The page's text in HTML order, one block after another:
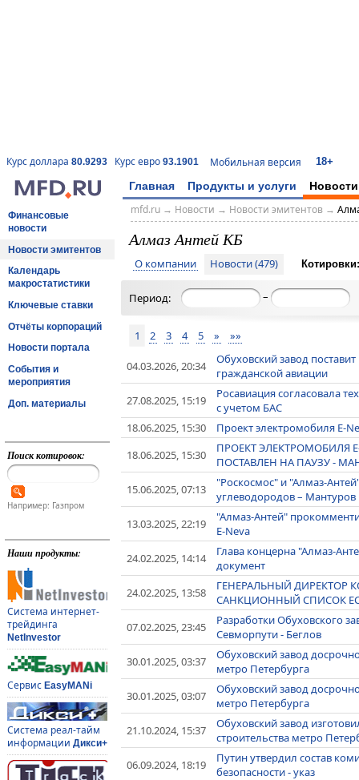
Курс доллара 80.9293 Курс евро 93.1901 Мобильная версия 18+
Главная Продукты и услуги Новости
Финансовые
новости
Новости эмитентов
Календарь
макростатистики
Ключевые ставки
Отчёты корпораций
Новости портала
События и
мероприятия
Доп. материалы
Поиск котировок:
Например: Газпром
Наши продукты:
Система интернет-
трейдинга
NetInvestor
Сервис EasyMANi
Система реал-тайм
информации Дикси+
mfd.ru→ Новости → Новости эмитентов→
Алмаз Антей КБ
О компании Новости (479)
Период: –
1 2 3 4 5 » »»
04.03.2026, 20:34
Обуховский завод
гражданской авиации
27.08.2025, 15:19
Росавиация согласовала
с учетом БАС
18.06.2025, 15:30
Проект электромобиля E-
18.06.2025, 15:30
ПРОЕКТ ЭЛЕКТРОМОБИЛЯ
ПОСТАВЛЕН НА ПАУЗУ -
15.06.2025, 07:13
"Роскосмос" и "Алмаз-
углеводородов – Мантуров
13.03.2025, 22:19
"Алмаз-Антей"
Е-Neva
24.02.2025, 14:14
Глава концерна "Алмаз-
документ
24.02.2025, 13:58
ГЕНЕРАЛЬНЫЙ ДИРЕКТОР
САНКЦИОННЫЙ СПИСОК
07.02.2025, 23:45
Разработки Обуховского
Севморпути - Беглов
30.01.2025, 03:37
Обуховский завод
метро Петербурга
30.01.2025, 03:07
Обуховский завод
метро Петербурга
21.10.2024, 15:37
Обуховский завод
строительства метро
06.09.2024, 18:19
Путин утвердил состав
безопасности - указ